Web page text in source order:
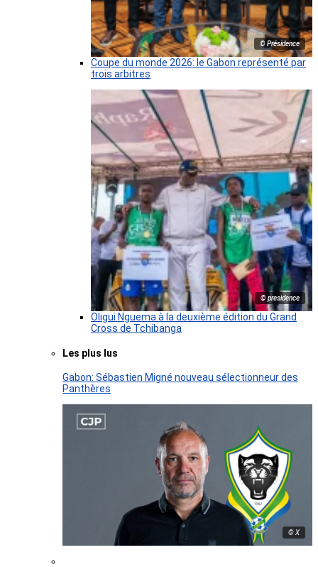
© Présidence
Coupe du monde 2026: le Gabon représenté par
trois arbitres
© presidence
Oligui Nguema à la deuxième édition du Grand
Cross de Tchibanga
Les plus lus
Gabon: Sébastien Migné nouveau sélectionneur des
Panthères
© X